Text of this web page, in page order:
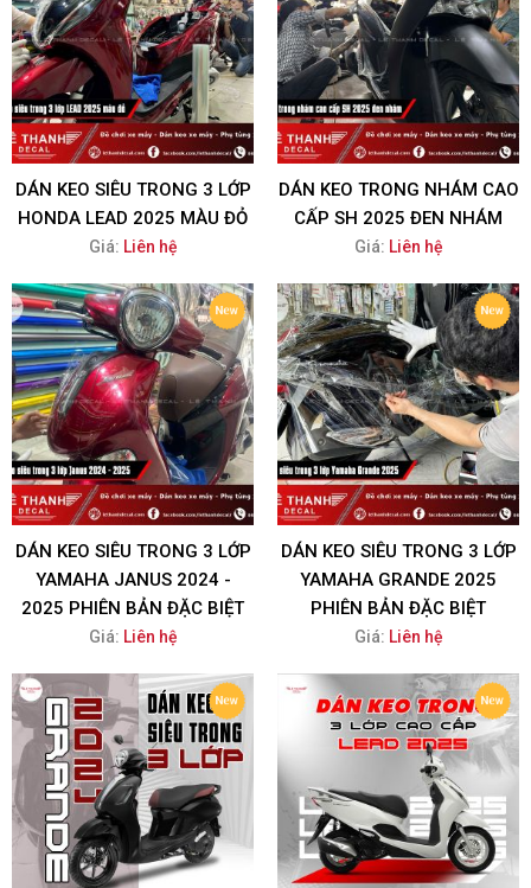
DÁN KEO SIÊU TRONG 3 LỚP
HONDA LEAD 2025 MÀU ĐỎ
Giá: Liên hệ
DÁN KEO TRONG NHÁM CAO
CẤP SH 2025 ĐEN NHÁM
Giá: Liên hệ
DÁN KEO SIÊU TRONG 3 LỚP
YAMAHA JANUS 2024 -
2025 PHIÊN BẢN ĐẶC BIỆT
Giá: Liên hệ
DÁN KEO SIÊU TRONG 3 LỚP
YAMAHA GRANDE 2025
PHIÊN BẢN ĐẶC BIỆT
Giá: Liên hệ